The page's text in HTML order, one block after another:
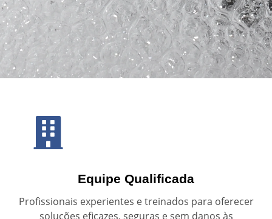
Equipe Qualificada
Profissionais experientes e treinados para oferecer
soluções eficazes, seguras e sem danos às